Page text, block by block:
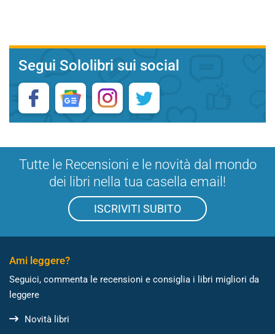
Segui Sololibri sui social
Tutte le Recensioni e le novità dal mondo
dei libri nella tua casella email!
ISCRIVITI SUBITO
Ami leggere?
Seguici, commenta le recensioni e consiglia i libri migliori da
leggere
Novità libri